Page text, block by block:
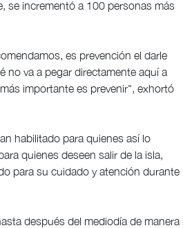
se incrementó a 100 personas más
es prevención el darle
no va a pegar directamente aquí a
importante es prevenir", exhortó
habilitado para quienes así lo
quienes deseen salir de la isla,
para su cuidado y atención durante
después del mediodía de manera